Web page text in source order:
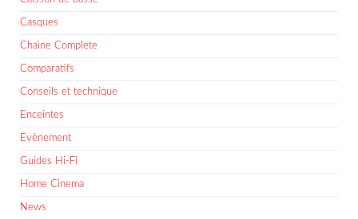
Casques
Chaine Complete
Comparatifs
Conseils et technique
Enceintes
Evènement
Guides Hi-Fi
Home Cinema
News